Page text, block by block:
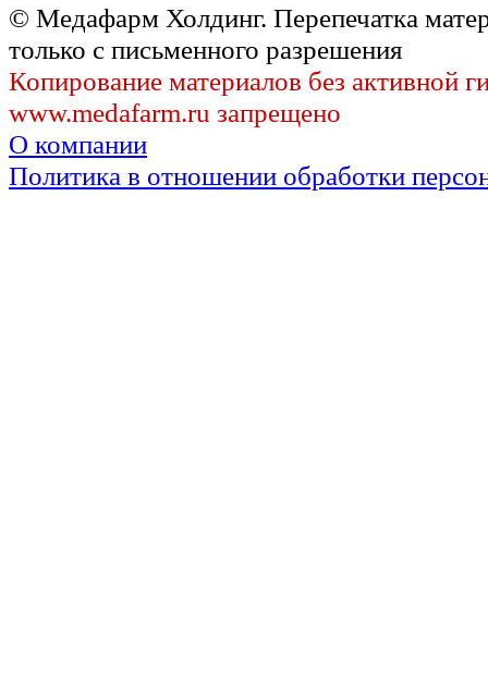
© Медафарм Холдинг. Перепечатка
только с письменного разрешения
Копирование материалов без активной
www.medafarm.ru запрещено
О компании
Политика в отношении обработки